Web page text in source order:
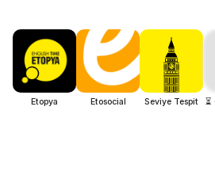
Etopya Etosocial Seviye Tespit